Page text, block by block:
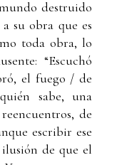
destruido
su obra que es
toda obra, lo
“Escuchó
el fuego / de
sabe, una
de
escribir ese
de que el